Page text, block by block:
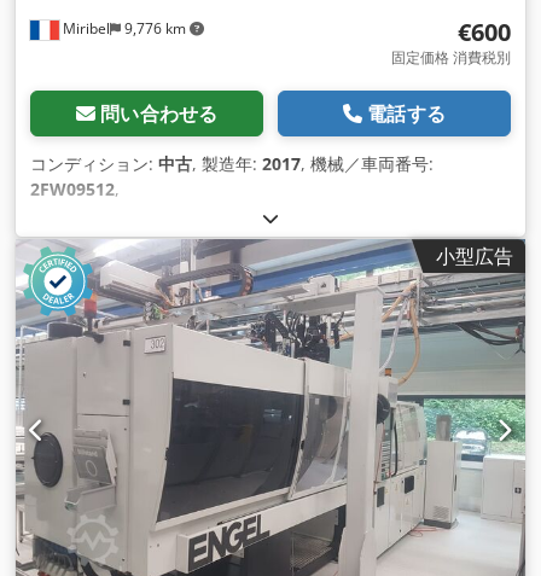
Miribel 9,776 km €600
固定価格 消費税別
問い合わせる 電話する
コンディション: 中古, 製造年: 2017, 機械／車両番号:
2FW09512,
小型広告